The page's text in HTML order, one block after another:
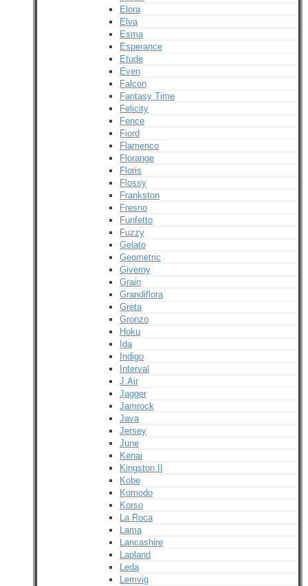
Elora
Elva
Esma
Esperance
Etude
Even
Falcon
Fantasy Time
Felicity
Fence
Fiord
Flamenco
Florange
Floris
Flossy
Frankston
Fresno
Funfetto
Fuzzy
Gelato
Geometric
Giverny
Grain
Grandiflora
Greta
Gronzo
Hoku
Ida
Indigo
Interval
J.Air
Jagger
Jamrock
Java
Jersey
June
Kenai
Kingston II
Kobe
Komodo
Korso
La Roca
Lama
Lancashire
Lapland
Leda
Lemvig